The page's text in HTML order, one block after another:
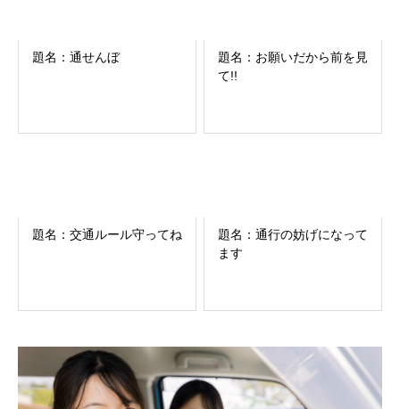
題名：通せんぼ
題名：お願いだから前を見
て!!
題名：交通ルール守ってね
題名：通行の妨げになって
ます